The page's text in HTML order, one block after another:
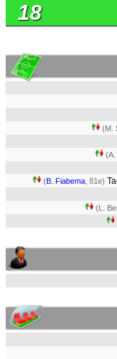
18
(M.
(A.
(B. Fiabema , 81e)
(L.